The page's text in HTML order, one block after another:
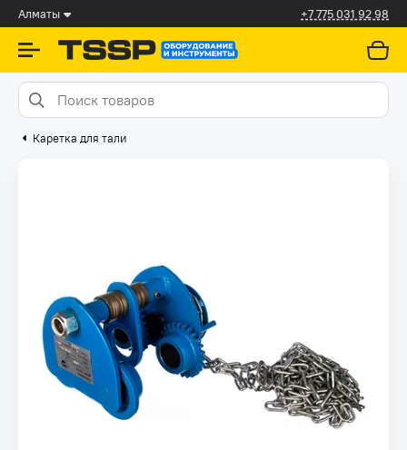
Алматы +7 775 031 92 98
Каретка для тали